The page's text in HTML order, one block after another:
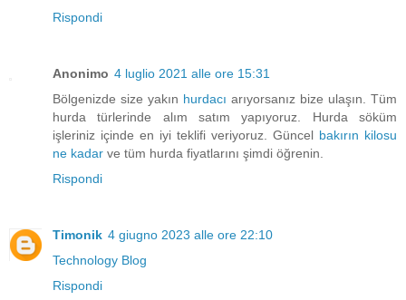
Rispondi
Anonimo 4 luglio 2021 alle ore 15:31
Bölgenizde size yakın hurdacı arıyorsanız bize ulaşın. Tüm
hurda türlerinde alım satım yapıyoruz. Hurda söküm
işleriniz içinde en iyi teklifi veriyoruz. Güncel bakırın kilosu
ne kadar ve tüm hurda fiyatlarını şimdi öğrenin.
Rispondi
Timonik 4 giugno 2023 alle ore 22:10
Technology Blog
Rispondi